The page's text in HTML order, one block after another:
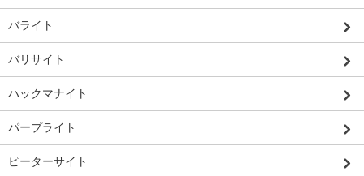
バライト
バリサイト
ハックマナイト
パープライト
ピーターサイト